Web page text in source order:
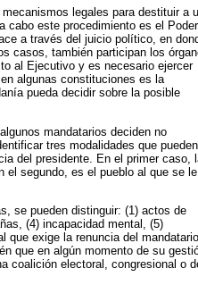
legales para destituir a
cabo este procedimiento es el Poder
a través del juicio político, en
casos, también participan los
al Ejecutivo y es necesario ejercer
algunas constituciones es la
pueda decidir sobre la posible
mandatarios deciden no
tres modalidades que pueden
del presidente. En el primer caso,
el segundo, es el pueblo al que se le
se pueden distinguir: (1) actos de
(4) incapacidad mental, (5)
exige la renuncia del mandatario,
que en algún momento de su
coalición electoral, congresional o